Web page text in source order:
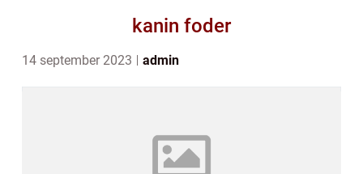
kanin foder
14 september 2023 admin